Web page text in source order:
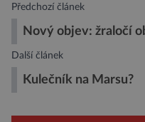
Předchozí článek
Nový objev: žraločí
Další článek
Kulečník na Marsu?